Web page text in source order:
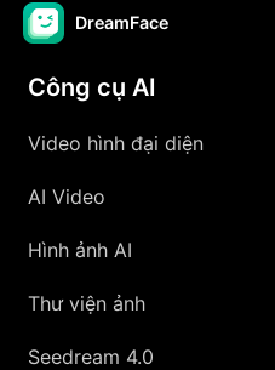
DreamFace
Công cụ AI
Video hình đại diện
AI Video
Hình ảnh AI
Thư viện ảnh
Seedream 4.0